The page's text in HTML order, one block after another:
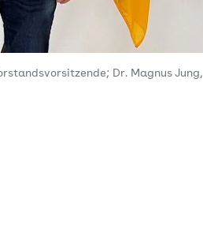
Dr. Magnus Jung,